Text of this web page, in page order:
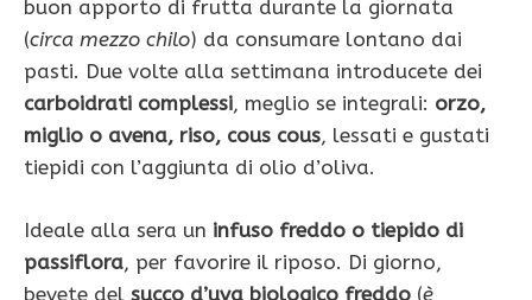
buon apporto di frutta durante la giornata
(circa mezzo chilo) da consumare lontano dai
pasti. Due volte alla settimana intro­ducete dei
carboidrati complessi, meglio se integra­li: orzo,
miglio o avena, riso, cous cous, lessati e gustati
tiepidi con l’aggiunta di olio d’oliva.
Ideale alla sera un infuso freddo o tiepido di
passiflora, per favorire il riposo. Di gior­no,
bevete del succo d’uva biologico freddo (è